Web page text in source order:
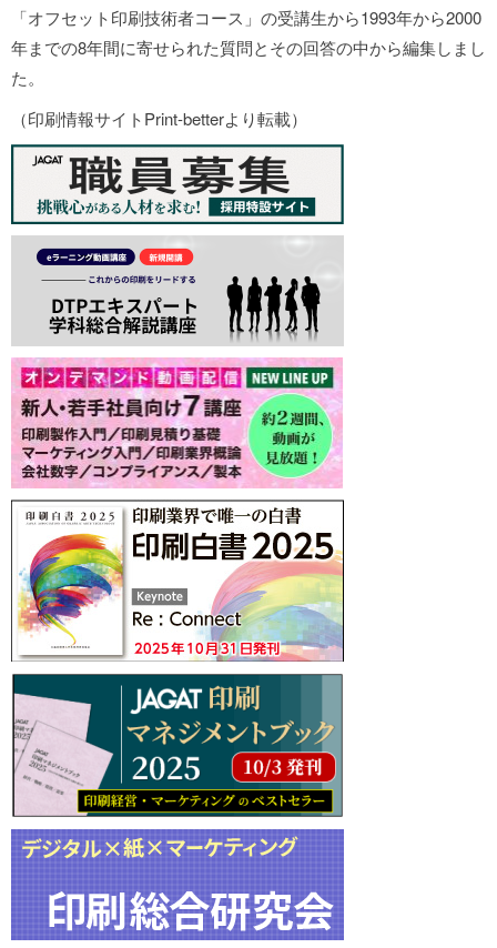
「オフセット印刷技術者コース」の受講生から1993年から2000
年までの8年間に寄せられた質問とその回答の中から編集しまし
た。
（印刷情報サイトPrint-betterより転載）